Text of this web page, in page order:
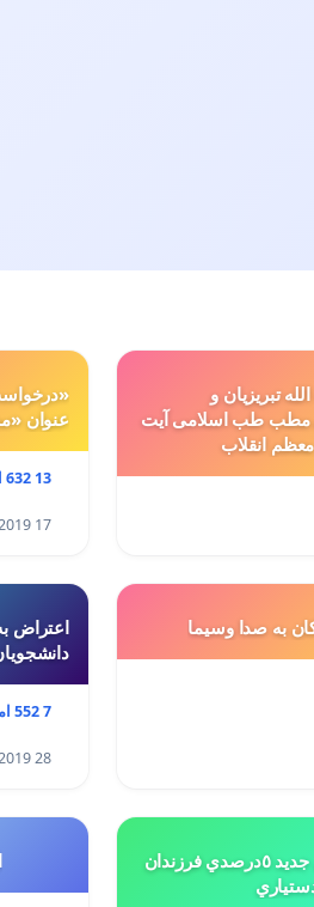
تبریزیان و
مطب طب اسلامی آیت
عنوان
13 632 امضا
17 Jun 2019
به صدا وسيما
اعتراض
7 552 امضا
28 Jul 2019
اعتراض به سهميه ي جديد ٥درصدي فرزندان